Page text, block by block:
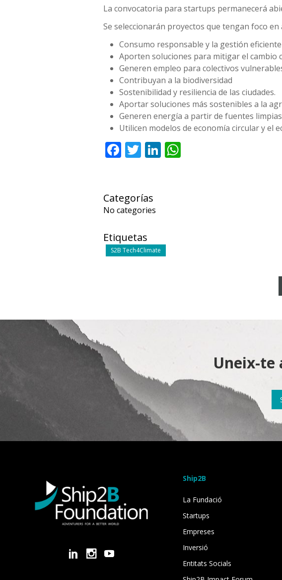
La convocatoria para startups permanecerá
Se seleccionarán proyectos que tengan foco
Consumo responsable y la gestión
Aporten soluciones para mitigar el cambio
Generen empleo para colectivos
Contribuyan a la biodiversidad
Sostenibilidad y resiliencia de las ciudades.
Aportar soluciones más sostenibles a la
Generen energía a partir de fuentes
Utilicen modelos de economía circular y el
Facebook
TwitterLinkedIn
Categorías
No categories
Etiquetas
S2B Tech4Climate
Uneix-te
Ship2B
La Fundació
Startups
Empreses
Inversió
Entitats Socials